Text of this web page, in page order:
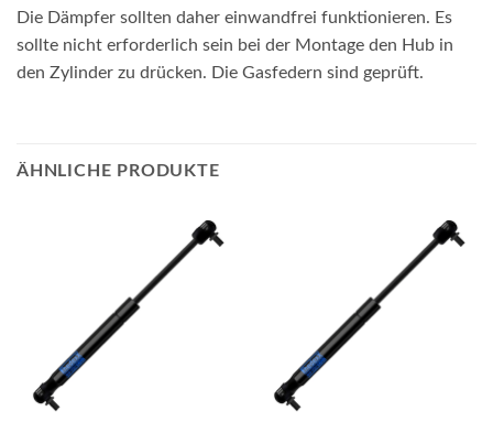
Die Dämpfer sollten daher einwandfrei funktionieren. Es
sollte nicht erforderlich sein bei der Montage den Hub in
den Zylinder zu drücken. Die Gasfedern sind geprüft.
ÄHNLICHE PRODUKTE